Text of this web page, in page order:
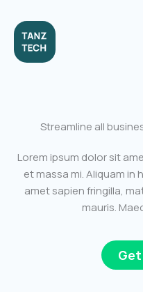
content
Streamline all
Lorem ipsum dolor sit
et massa mi. Aliquam in
amet sapien fringilla,
mauris.